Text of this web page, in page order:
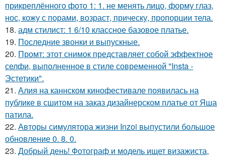
прикреплённого фото 1: 1. не менять лицо, форму глаз,
нос, кожу с порами, возраст, прическу, пропорции тела.
18. адм стилист: 1 6/10 классное базовое платье.
19. Последние звонки и выпускные.
20. Промт: этот снимок представляет собой эффектное
селфи, выполненное в стиле современной "Insta -
Эстетики".
21. Алия на каннском кинофестивале появилась на
публике в сшитом на заказ дизайнерском платье от Яша
патила.
22. Авторы симулятора жизни Inzoi выпустили большое
обновление 0. 8. 0.
23. Добрый день! Фотограф и модель ищет визажиста,